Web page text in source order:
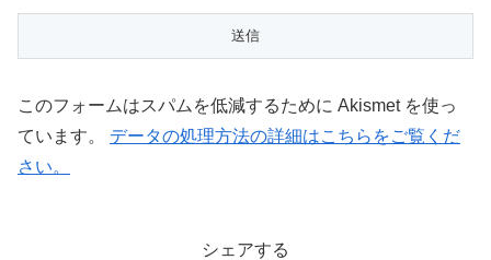
このフォームはスパムを低減するために Akismet を使っ
ています。 データの処理方法の詳細はこちらをご覧くだ
さい。
シェアする